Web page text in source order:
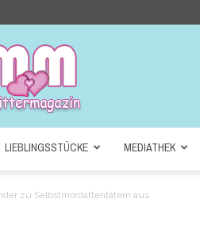
LIEBLINGSSTÜCKE MEDIATHEK
zu Selbstmordattentätern aus